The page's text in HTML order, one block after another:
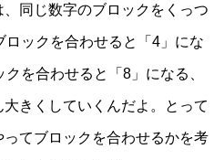
同じ数字のブロックをくっつ
ックを合わせると「4」にな
を合わせると「8」になる、
きくしていくんだよ。とって
てブロックを合わせるかを考